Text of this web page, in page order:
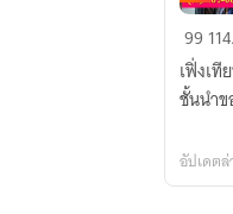
ข้าม
มิติ
มา
เลี้ยง
พร้อม
99
เฟิ่งเ
ชั้นนำ
อัปเดต